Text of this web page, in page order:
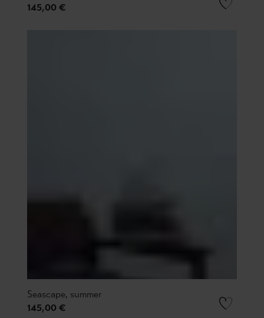
145,00 €
Seascape, summer
145,00 €